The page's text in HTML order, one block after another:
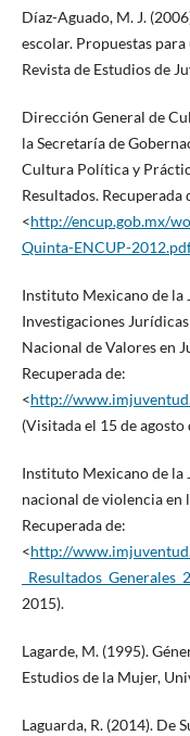
Díaz-Aguado, M. J.
escolar. Propuestas
Revista de Estudios de
Dirección General de
la Secretaría de
Cultura Política y
Resultados. Recuperada
<http://encup.gob.mx/
Quinta-ENCUP-
Instituto Mexicano de la
Investigaciones
Nacional de Valores en
Recuperada de:
<http://
(Visitada el 15 de agosto
Instituto Mexicano de la
nacional de violencia en
Recuperada de:
<http://
2015).
Lagarde, M. (1995).
Estudios de la Mujer,
Laguarda, R. (2014). De